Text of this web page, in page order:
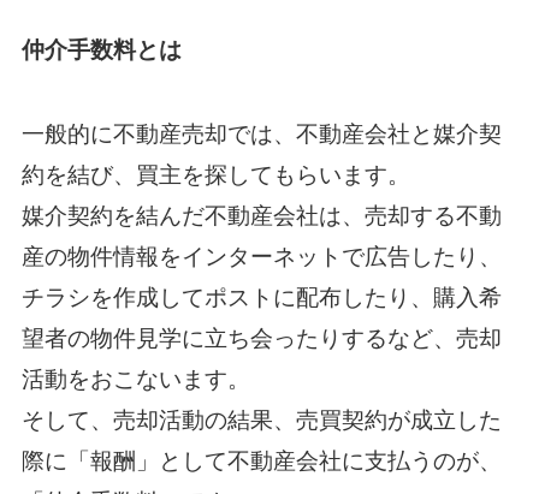
仲介手数料とは
一般的に不動産売却では、不動産会社と媒介契
約を結び、買主を探してもらいます。
媒介契約を結んだ不動産会社は、売却する不動
産の物件情報をインターネットで広告したり、
チラシを作成してポストに配布したり、購入希
望者の物件見学に立ち会ったりするなど、売却
活動をおこないます。
そして、売却活動の結果、売買契約が成立した
際に「報酬」として不動産会社に支払うのが、